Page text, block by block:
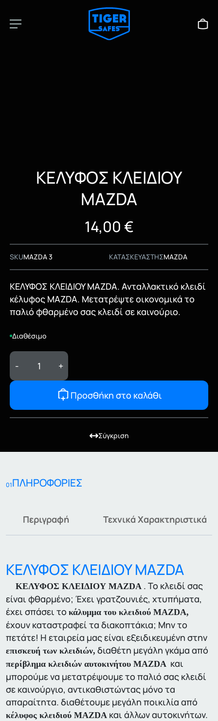
ΚΕΛΥΦΟΣ ΚΛΕΙΔΙΟΥ
MAZDA
14,00 €
SKUMAZDA 3 ΚΑΤΑΣΚΕΥΑΣΤΗΣMAZDA
ΚΕΛΥΦΟΣ ΚΛΕΙΔΙΟΥ MAZDA. Ανταλλακτικό κλειδί
κέλυφος MAZDA. Μετατρέψτε οικονομικά το
παλιό φθαρμένο σας κλειδί σε καινούριο.
Διαθέσιμο
- +
Προσθήκη στο καλάθι
Σύγκριση
01ΠΛΗΡΟΦΟΡΙΕΣ
Περιγραφή Τεχνικά Χαρακτηριστικά
ΚΕΛΥΦΟΣ ΚΛΕΙΔΙΟΥ MAZDA
ΚΕΛΥΦΟΣ ΚΛΕΙΔΙΟΥ MAZDA . Το κλειδί σας
είναι φθαρμένο; Έχει γρατζουνιές, χτυπήματα,
έχει σπάσει το κάλυμμα του κλειδιού MAZDA,
έχουν καταστραφεί τα διακοπτάκια; Μην το
πετάτε! Η εταιρεία μας είναι εξειδικευμένη στην
επισκευή των κλειδιών, διαθέτη μεγάλη γκάμα από
περίβλημα κλειδιών αυτοκινήτου MAZDA και
μπορούμε να μετατρέψουμε το παλιό σας κλειδί
σε καινούργιο, αντικαθιστώντας μόνο τα
απαραίτητα. διαθέτουμε μεγάλη ποικιλία από
κέλυφος κλειδιού MAZDA και άλλων αυτοκινήτων.